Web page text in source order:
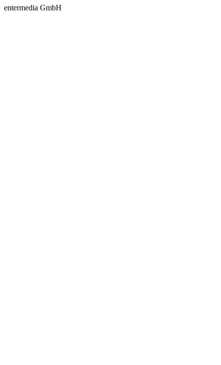
entermedia GmbH